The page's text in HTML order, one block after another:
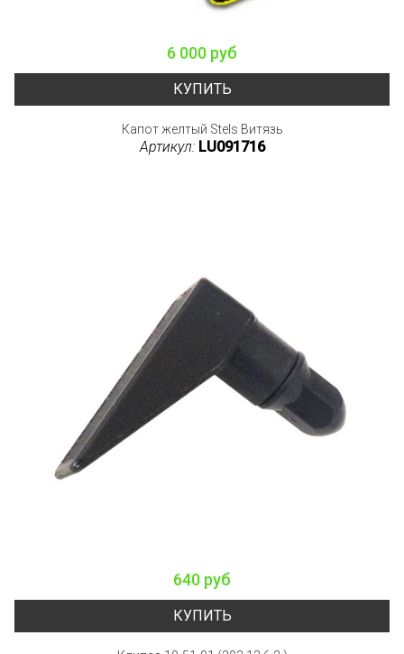
6 000 руб
КУПИТЬ
Капот желтый Stels Витязь
Артикул: LU091716
640 руб
КУПИТЬ